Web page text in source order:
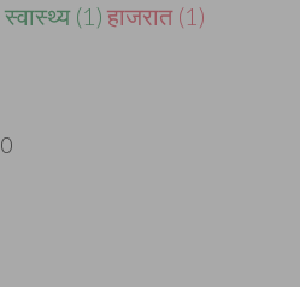
स्वास्थ्य (1) हाजरात (1)